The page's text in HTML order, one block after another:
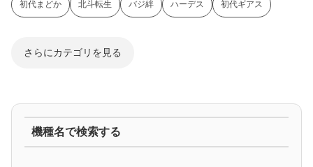
初代まどか 北斗転生 バジ絆 ハーデス 初代ギアス
さらにカテゴリを見る
機種名で検索する